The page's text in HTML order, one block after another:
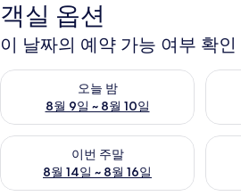
객실 옵션
이 날짜의 예약 가능 여부 확인
오늘 밤
8월 9일 ~ 8월 10일
오늘 밤 예약 가능 여부 확인, 8월 9일 ~
내일
이번 주말
8월 14일 ~ 8월 16일
이번 주말 예약 가능 여부 확인, 8월 14
다음